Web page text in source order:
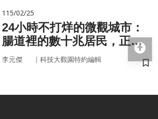
籤
115/02/25
24小時不打烊的微觀城市：
腸道裡的數十兆居民，正悄
悄掌管你的大腦與健康
李元傑 ｜ 科技大觀園特約編輯
儲
回